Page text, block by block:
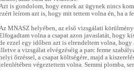
is gondolom, hogy ennek az ügynek nincs
leírom azt is, hogy mit tettem volna én, ha a
MNASZ helyében, az első vizsgálati
volna a csapat azon javaslatát, hogy
ezzel egy időben azt is elrendeltem volna, hogy
a vizsgálat elvégzéséig a parc ferme
őrzéssel, a csapat költségére, majd a
végeztettem volna. Semmi plomba,